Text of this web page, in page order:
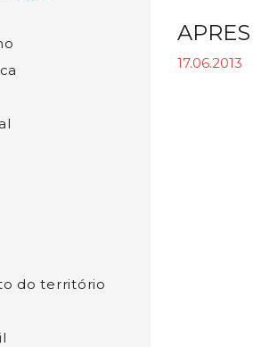
do território
17.06.2013